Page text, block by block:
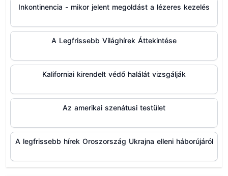
Inkontinencia - mikor jelent megoldást a lézeres kezelés
A Legfrissebb Világhírek Áttekintése
Kaliforniai kirendelt védő halálát vizsgálják
Az amerikai szenátusi testület
A legfrissebb hírek Oroszország Ukrajna elleni háborújáról